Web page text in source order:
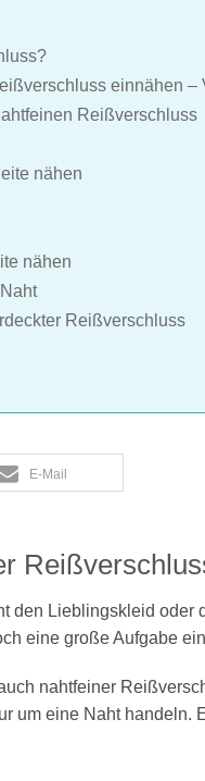
einnähen –
Reißverschluss
nähen
nähen
Reißverschluss
E-Mail
den Lieblingskleid oder
eine große Aufgabe
nahtfeiner
um eine Naht handeln.